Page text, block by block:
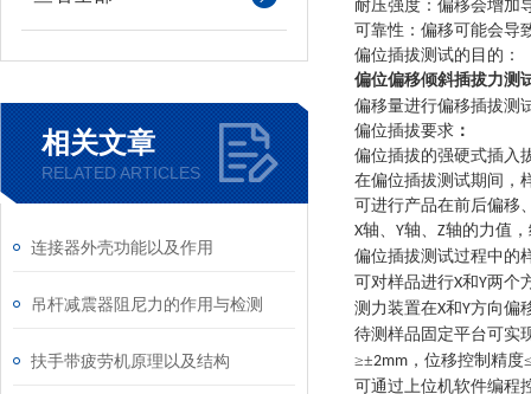
相关文章
RELATED ARTICLES
连接器外壳功能以及作用
吊杆减震器阻尼力的作用与检测
扶手带疲劳机原理以及结构
耐压强度‌：偏移会增加
可靠性‌：偏移可能会导
偏位插拔测试的目的：
偏位偏移倾斜插拔力测
偏移量进行偏移插拔测
偏位插拔要求 ：
偏位插拔的强硬式插入
在偏位插拔测试期间，
可进行产品在前后偏移
X轴、 Y轴、 Z轴的力值
偏位插拔测试过程中的
可对样品进行X和Y两个
测力装置在X和Y方向偏
待测样品固定平台可实
≥±2mm ，位移控制精度
可通过上位机软件编程